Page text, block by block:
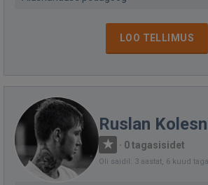
LOO TELLIMUS
Ruslan
· 0 tagasisidet
Oli saidil: 3 aastat, 6 kuud